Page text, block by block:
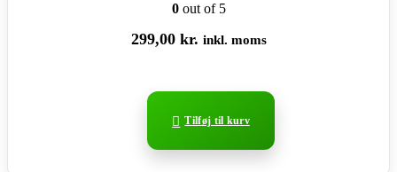
0out of 5
299,00 kr. inkl. moms
Tilføj til kurv